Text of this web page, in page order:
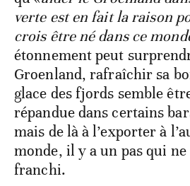
verte est en fait la raison
crois être né dans ce
étonnement peut
Groenland, rafraîchir sa
glace des fjords semble
répandue dans certains
mais de là à l’exporter à
monde, il y a un pas qui
franchi.